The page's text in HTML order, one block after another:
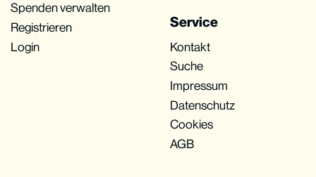
Spenden verwalten
Registrieren
Login
Service
Kontakt
Suche
Impressum
Datenschutz
Cookies
AGB